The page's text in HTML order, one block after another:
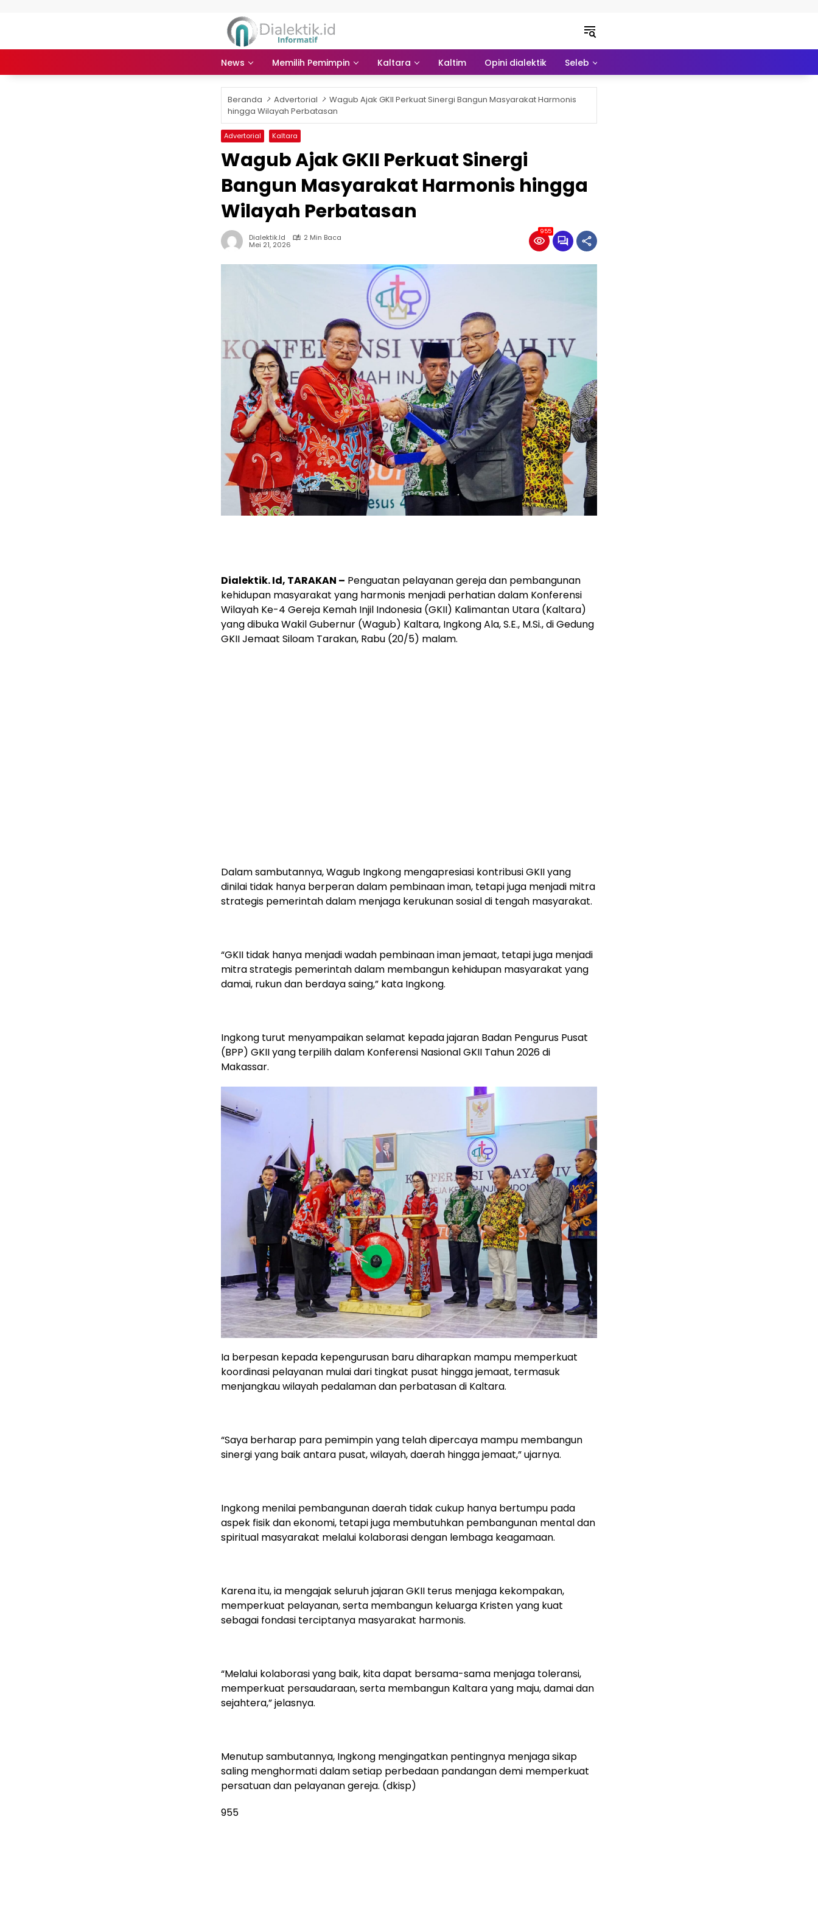
News Memilih Pemimpin Kaltara Kaltim Opini dialektik Seleb
Beranda Advertorial
Wagub Ajak GKII Perkuat Sinergi Bangun Masyarakat Harmonis
hingga Wilayah Perbatasan
Advertorial Kaltara
Wagub Ajak GKII Perkuat Sinergi
Bangun Masyarakat Harmonis hingga
Wilayah Perbatasan
Dialektik.id 2 Min Baca
Mei 21, 2026
955
Dialektik. Id, TARAKAN – Penguatan pelayanan gereja dan pembangunan
kehidupan masyarakat yang harmonis menjadi perhatian dalam Konferensi
Wilayah Ke-4 Gereja Kemah Injil Indonesia (GKII) Kalimantan Utara (Kaltara)
yang dibuka Wakil Gubernur (Wagub) Kaltara, Ingkong Ala, S.E., M.Si., di Gedung
GKII Jemaat Siloam Tarakan, Rabu (20/5) malam.
Dalam sambutannya, Wagub Ingkong mengapresiasi kontribusi GKII yang
dinilai tidak hanya berperan dalam pembinaan iman, tetapi juga menjadi mitra
strategis pemerintah dalam menjaga kerukunan sosial di tengah masyarakat.
“GKII tidak hanya menjadi wadah pembinaan iman jemaat, tetapi juga menjadi
mitra strategis pemerintah dalam membangun kehidupan masyarakat yang
damai, rukun dan berdaya saing,” kata Ingkong.
Ingkong turut menyampaikan selamat kepada jajaran Badan Pengurus Pusat
(BPP) GKII yang terpilih dalam Konferensi Nasional GKII Tahun 2026 di
Makassar.
Ia berpesan kepada kepengurusan baru diharapkan mampu memperkuat
koordinasi pelayanan mulai dari tingkat pusat hingga jemaat, termasuk
menjangkau wilayah pedalaman dan perbatasan di Kaltara.
“Saya berharap para pemimpin yang telah dipercaya mampu membangun
sinergi yang baik antara pusat, wilayah, daerah hingga jemaat,” ujarnya.
Ingkong menilai pembangunan daerah tidak cukup hanya bertumpu pada
aspek fisik dan ekonomi, tetapi juga membutuhkan pembangunan mental dan
spiritual masyarakat melalui kolaborasi dengan lembaga keagamaan.
Karena itu, ia mengajak seluruh jajaran GKII terus menjaga kekompakan,
memperkuat pelayanan, serta membangun keluarga Kristen yang kuat
sebagai fondasi terciptanya masyarakat harmonis.
“Melalui kolaborasi yang baik, kita dapat bersama-sama menjaga toleransi,
memperkuat persaudaraan, serta membangun Kaltara yang maju, damai dan
sejahtera,” jelasnya.
Menutup sambutannya, Ingkong mengingatkan pentingnya menjaga sikap
saling menghormati dalam setiap perbedaan pandangan demi memperkuat
persatuan dan pelayanan gereja. (dkisp)
955